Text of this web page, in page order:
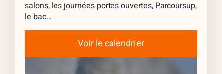
salons, les journées portes ouvertes, Parcoursup,
le bac…
Voir le calendrier